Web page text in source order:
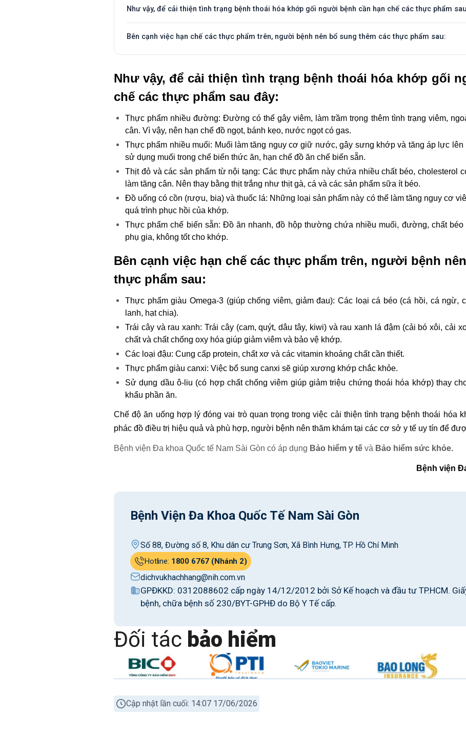
Như vậy, để cải thiện tình trạng bệnh thoái hóa khớp gối người bệnh cần hạn chế các thực phẩm
Bên cạnh việc hạn chế các thực phẩm trên, người bệnh nên bổ sung thêm các thực phẩm sau:
Như vậy, để cải thiện tình trạng bệnh thoái hóa khớp gối
chế các thực phẩm sau đây:
Thực phẩm nhiều đường: Đường có thể gây viêm, làm trầm trọng thêm tình trạng viêm,
cân. Vì vậy, nên hạn chế đồ ngọt, bánh kẹo, nước ngọt có gas.
Thực phẩm nhiều muối: Muối làm tăng nguy cơ giữ nước, gây sưng khớp và tăng áp lực
sử dụng muối trong chế biến thức ăn, hạn chế đồ ăn chế biến sẵn.
Thịt đỏ và các sản phẩm từ nội tạng: Các thực phẩm này chứa nhiều chất béo, cholesterol
làm tăng cân. Nên thay bằng thịt trắng như thịt gà, cá và các sản phẩm sữa ít béo.
Đồ uống có cồn (rượu, bia) và thuốc lá: Những loại sản phẩm này có thể làm tăng nguy cơ
quá trình phục hồi của khớp.
Thực phẩm chế biến sẵn: Đồ ăn nhanh, đồ hộp thường chứa nhiều muối, đường, chất béo
phụ gia, không tốt cho khớp.
Bên cạnh việc hạn chế các thực phẩm trên, người bệnh
thực phẩm sau:
Thực phẩm giàu Omega-3 (giúp chống viêm, giảm đau): Các loại cá béo (cá hồi, cá ngừ,
lanh, hạt chia).
Trái cây và rau xanh: Trái cây (cam, quýt, dâu tây, kiwi) và rau xanh lá đậm (cải bó xôi, cải
chất và chất chống oxy hóa giúp giảm viêm và bảo vệ khớp.
Các loại đậu: Cung cấp protein, chất xơ và các vitamin khoáng chất cần thiết.
Thực phẩm giàu canxi: Việc bổ sung canxi sẽ giúp xương khớp chắc khỏe.
Sử dụng dầu ô-liu (có hợp chất chống viêm giúp giảm triệu chứng thoái hóa khớp) thay
khẩu phần ăn.
Chế độ ăn uống hợp lý đóng vai trò quan trọng trong việc cải thiện tình trạng bệnh thoái hóa
phác đồ điều trị hiệu quả và phù hợp, người bệnh nên thăm khám tại các cơ sở y tế uy tín để
Bệnh viện Đa khoa Quốc tế Nam Sài Gòn có áp dụng Bảo hiểm y tế và Bảo hiểm sức khỏe.
Bệnh viện
Bệnh Viện Đa Khoa Quốc Tế Nam Sài Gòn
Số 88, Đường số 8, Khu dân cư Trung Sơn, Xã Bình Hưng, TP. Hồ Chí Minh
Hotline: 1800 6767 (Nhánh 2)
dichvukhachhang@nih.com.vn
GPĐKKD: 0312088602 cấp ngày 14/12/2012 bởi Sở Kế hoạch và đầu tư TP.HCM.
bệnh, chữa bệnh số 230/BYT-GPHĐ do Bộ Y Tế cấp.
Đối tác bảo hiểm
Cập nhật lần cuối: 14:07 17/06/2026